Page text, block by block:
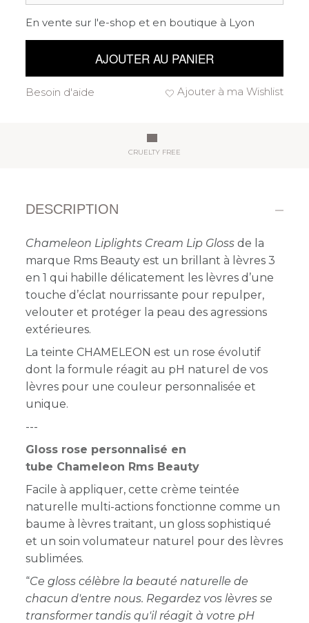
En vente sur l'e-shop et en boutique à Lyon
AJOUTER AU PANIER
Ajouter à ma Wishlist
Besoin d'aide
CRUELTY FREE
DESCRIPTION
Chameleon Liplights Cream Lip Gloss de la
marque Rms Beauty est un brillant à lèvres 3
en 1 qui habille délicatement les lèvres d’une
touche d’éclat nourrissante pour repulper,
velouter et protéger la peau des agressions
extérieures.
La teinte CHAMELEON est un rose évolutif
dont la formule réagit au pH naturel de vos
lèvres pour une couleur personnalisée et
unique.
---
Gloss rose personnalisé en
tube Chameleon Rms Beauty
Facile à appliquer, cette crème teintée
naturelle multi-actions fonctionne comme un
baume à lèvres traitant, un gloss sophistiqué
et un soin volumateur naturel pour des lèvres
sublimées.
“Ce gloss célèbre la beauté naturelle de
chacun d'entre nous. Regardez vos lèvres se
transformer tandis qu'il réagit à votre pH